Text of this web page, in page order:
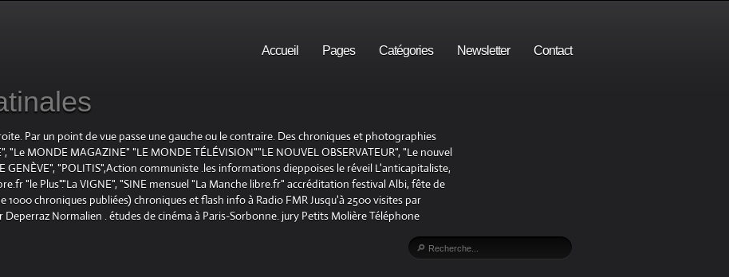
Accueil Pages Catégories Newsletter Contact
Par un point de vue passe une gauche ou le contraire. Des chroniques et photographies
"Le MONDE MAGAZINE" "LE MONDE TÉLÉVISION""LE NOUVEL OBSERVATEUR", "Le nouvel
GENÈVE", "POLITIS",Action communiste .les informations dieppoises le réveil L'anticapitaliste,
"le Plus"."La VIGNE", "SINE mensuel "La Manche libre.fr" accréditation festival Albi, fête de
chroniques publiées) chroniques et flash info à Radio FMR Jusqu'à 2500 visites par
Normalien . études de cinéma à Paris-Sorbonne. jury Petits Molière Téléphone